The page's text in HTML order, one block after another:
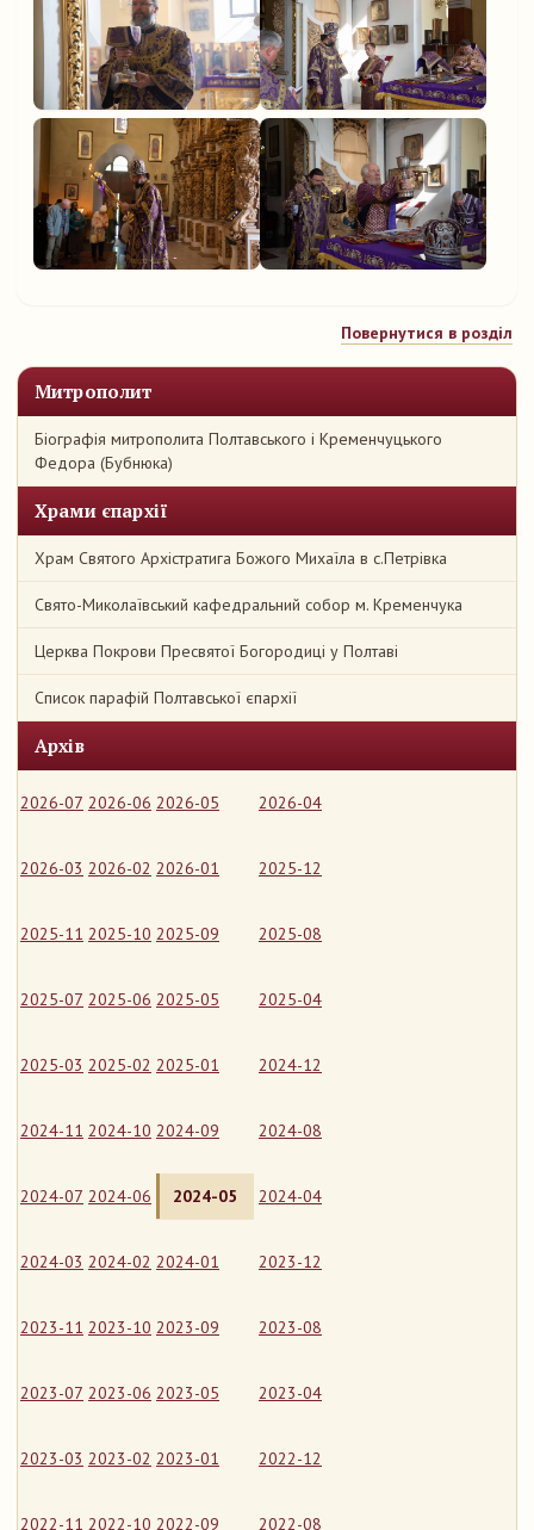
Митрополит
Біографія митрополита Полтавського і Кременчуцького
Федора (Бубнюка)
Храми єпархії
Храм Святого Архістратига Божого Михаїла в с.Петрівка
Свято-Миколаївський кафедральний собор м. Кременчука
Церква Покрови Пресвятої Богородиці у Полтаві
Список парафій Полтавської єпархії
Архів
2026-07 2026-06 2026-05 2026-04
2026-03 2026-02 2026-01 2025-12
2025-11 2025-10 2025-09 2025-08
2025-07 2025-06 2025-05 2025-04
2025-03 2025-02 2025-01 2024-12
2024-11 2024-10 2024-09 2024-08
2024-07 2024-06 2024-05 2024-04
2024-03 2024-02 2024-01 2023-12
2023-11 2023-10 2023-09 2023-08
2023-07 2023-06 2023-05 2023-04
2023-03 2023-02 2023-01 2022-12
2022-11 2022-10 2022-09 2022-08
Повернутися в розділ